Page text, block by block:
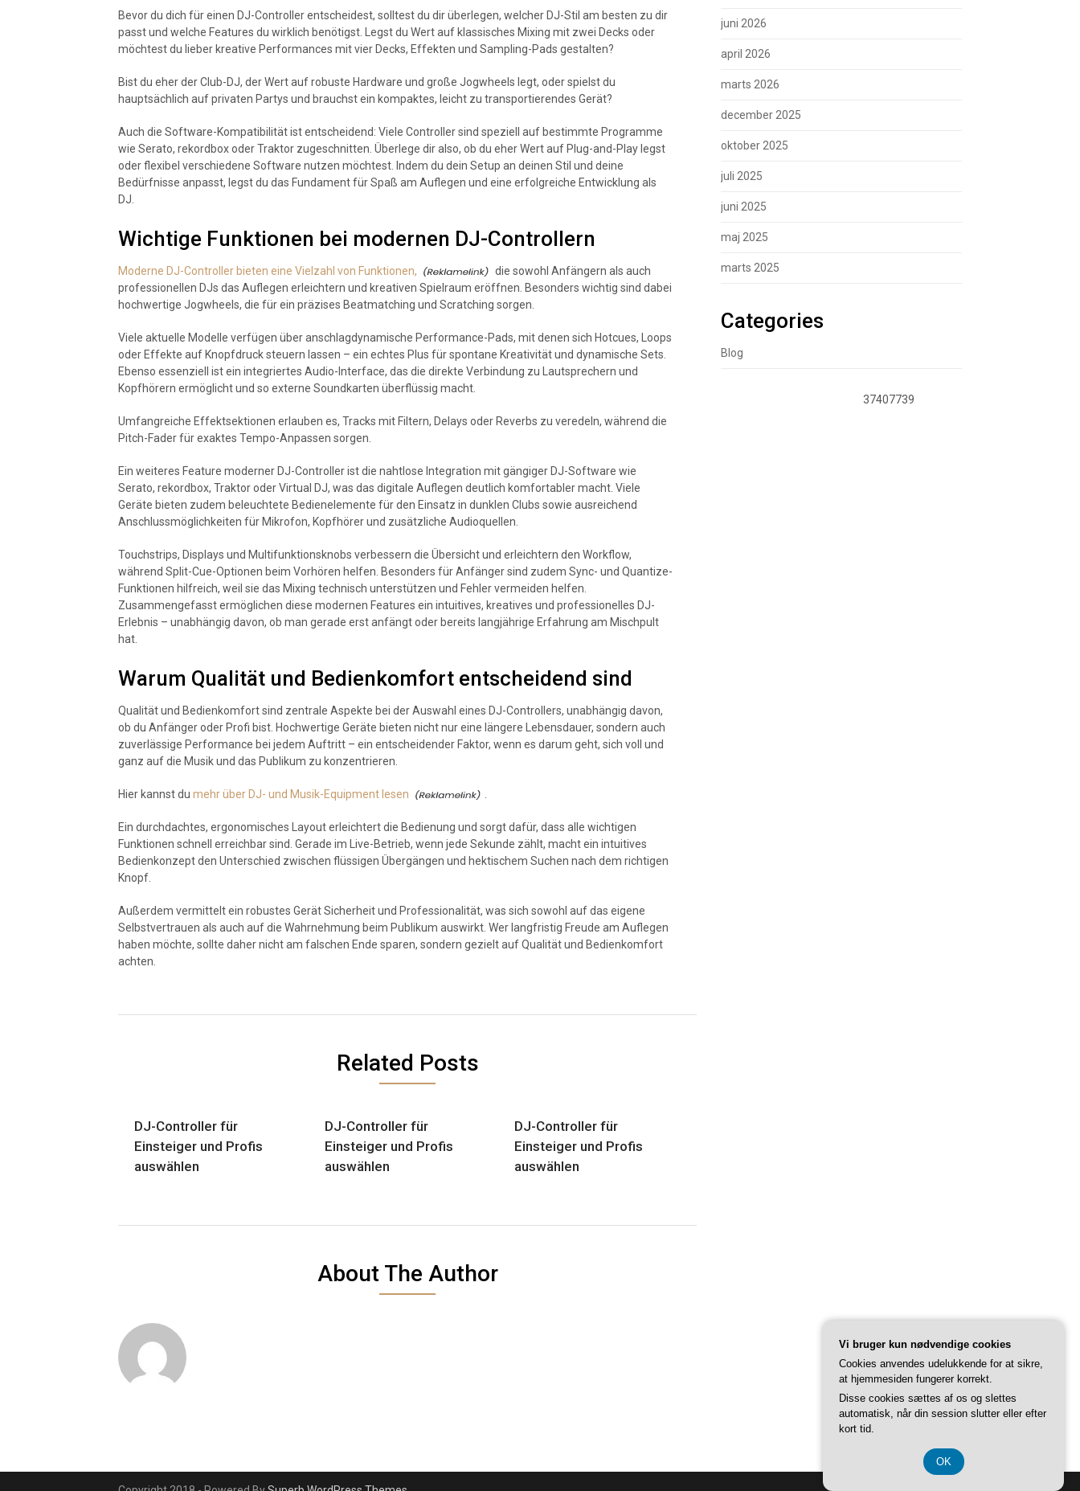
Bevor du dich für einen DJ-Controller entscheidest, solltest du dir überlegen, welcher DJ-Stil am besten zu dir
passt und welche Features du wirklich benötigst. Legst du Wert auf klassisches Mixing mit zwei Decks oder
möchtest du lieber kreative Performances mit vier Decks, Effekten und Sampling-Pads gestalten?
Bist du eher der Club-DJ, der Wert auf robuste Hardware und große Jogwheels legt, oder spielst du
hauptsächlich auf privaten Partys und brauchst ein kompaktes, leicht zu transportierendes Gerät?
Auch die Software-Kompatibilität ist entscheidend: Viele Controller sind speziell auf bestimmte Programme
wie Serato, rekordbox oder Traktor zugeschnitten. Überlege dir also, ob du eher Wert auf Plug-and-Play legst
oder flexibel verschiedene Software nutzen möchtest. Indem du dein Setup an deinen Stil und deine
Bedürfnisse anpasst, legst du das Fundament für Spaß am Auflegen und eine erfolgreiche Entwicklung als
DJ.
Wichtige Funktionen bei modernen DJ-Controllern
Moderne DJ-Controller bieten eine Vielzahl von Funktionen,
die sowohl Anfängern als auch
professionellen DJs das Auflegen erleichtern und kreativen Spielraum eröffnen. Besonders wichtig sind dabei
hochwertige Jogwheels, die für ein präzises Beatmatching und Scratching sorgen.
Viele aktuelle Modelle verfügen über anschlagdynamische Performance-Pads, mit denen sich Hotcues, Loops
oder Effekte auf Knopfdruck steuern lassen – ein echtes Plus für spontane Kreativität und dynamische Sets.
Ebenso essenziell ist ein integriertes Audio-Interface, das die direkte Verbindung zu Lautsprechern und
Kopfhörern ermöglicht und so externe Soundkarten überflüssig macht.
Umfangreiche Effektsektionen erlauben es, Tracks mit Filtern, Delays oder Reverbs zu veredeln, während die
Pitch-Fader für exaktes Tempo-Anpassen sorgen.
Ein weiteres Feature moderner DJ-Controller ist die nahtlose Integration mit gängiger DJ-Software wie
Serato, rekordbox, Traktor oder Virtual DJ, was das digitale Auflegen deutlich komfortabler macht. Viele
Geräte bieten zudem beleuchtete Bedienelemente für den Einsatz in dunklen Clubs sowie ausreichend
Anschlussmöglichkeiten für Mikrofon, Kopfhörer und zusätzliche Audioquellen.
Touchstrips, Displays und Multifunktionsknobs verbessern die Übersicht und erleichtern den Workflow,
während Split-Cue-Optionen beim Vorhören helfen. Besonders für Anfänger sind zudem Sync- und Quantize-
Funktionen hilfreich, weil sie das Mixing technisch unterstützen und Fehler vermeiden helfen.
Zusammengefasst ermöglichen diese modernen Features ein intuitives, kreatives und professionelles DJ-
Erlebnis – unabhängig davon, ob man gerade erst anfängt oder bereits langjährige Erfahrung am Mischpult
hat.
Warum Qualität und Bedienkomfort entscheidend sind
Qualität und Bedienkomfort sind zentrale Aspekte bei der Auswahl eines DJ-Controllers, unabhängig davon,
ob du Anfänger oder Profi bist. Hochwertige Geräte bieten nicht nur eine längere Lebensdauer, sondern auch
zuverlässige Performance bei jedem Auftritt – ein entscheidender Faktor, wenn es darum geht, sich voll und
ganz auf die Musik und das Publikum zu konzentrieren.
Hier kannst du mehr über DJ- und Musik-Equipment lesen
Ein durchdachtes, ergonomisches Layout erleichtert die Bedienung und sorgt dafür, dass alle wichtigen
Funktionen schnell erreichbar sind. Gerade im Live-Betrieb, wenn jede Sekunde zählt, macht ein intuitives
Bedienkonzept den Unterschied zwischen flüssigen Übergängen und hektischem Suchen nach dem richtigen
Knopf.
Außerdem vermittelt ein robustes Gerät Sicherheit und Professionalität, was sich sowohl auf das eigene
Selbstvertrauen als auch auf die Wahrnehmung beim Publikum auswirkt. Wer langfristig Freude am Auflegen
haben möchte, sollte daher nicht am falschen Ende sparen, sondern gezielt auf Qualität und Bedienkomfort
achten.
Related Posts
DJ-Controller für
Einsteiger und Profis
auswählen
DJ-Controller für
Einsteiger und Profis
auswählen
DJ-Controller für
Einsteiger und Profis
auswählen
About The Author
juni 2026
april 2026
marts 2026
december 2025
oktober 2025
juli 2025
juni 2025
maj 2025
marts 2025
Categories
Blog
37407739
Vi bruger kun nødvendige cookies
Cookies anvendes udelukkende for at sikre,
at hjemmesiden fungerer korrekt.
Disse cookies sættes af os og slettes
automatisk, når din session slutter eller efter
kort tid.
OK